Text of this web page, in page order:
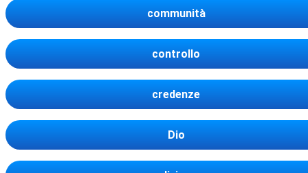
communità
controllo
credenze
Dio